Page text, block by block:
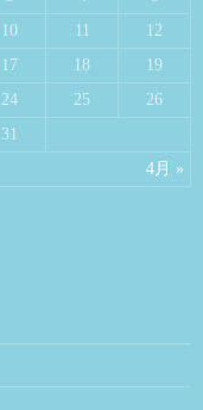
4月 »
10 11
12
17 18
19
24 25
26
31